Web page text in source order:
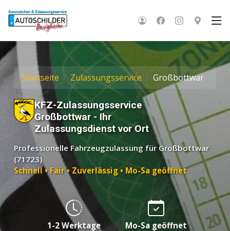
Startseite Zulassungsservice Großbottwar
KFZ-Zulassungsservice
Großbottwar - Ihr
Zulassungsdienst vor Ort
Professionelle Fahrzeugzulassung für Großbottwar
(71723)
Schnell • Fair • Zuverlässig • Mo-Sa geöffnet
1-2 Werktage Mo-Sa geöffnet